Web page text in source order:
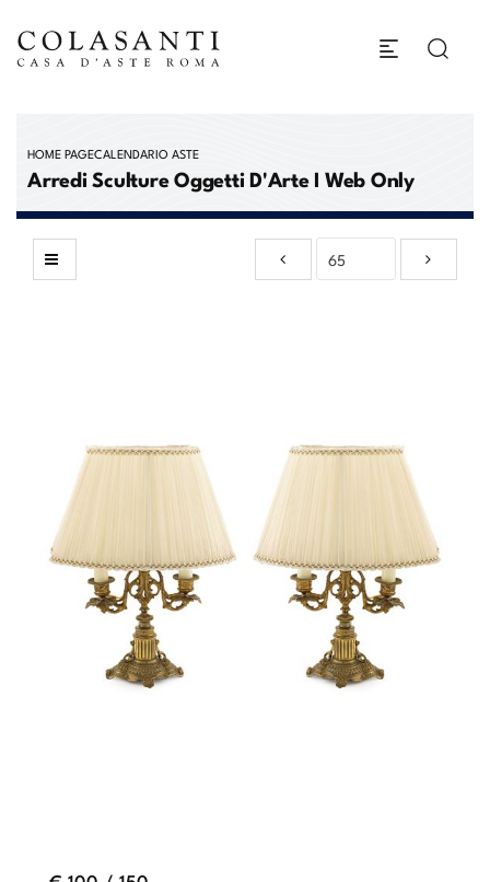
HOME PAGECALENDARIO ASTE
Arredi Sculture Oggetti D'Arte I Web Only